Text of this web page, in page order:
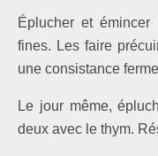
Éplucher et
fines. Les faire
une consistance
Le jour même,
deux avec le thym.